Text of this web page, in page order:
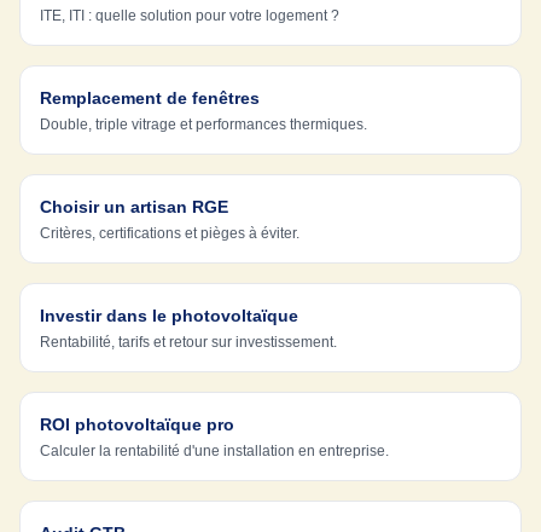
ITE, ITI : quelle solution pour votre logement ?
Remplacement de fenêtres
Double, triple vitrage et performances thermiques.
Choisir un artisan RGE
Critères, certifications et pièges à éviter.
Investir dans le photovoltaïque
Rentabilité, tarifs et retour sur investissement.
ROI photovoltaïque pro
Calculer la rentabilité d'une installation en entreprise.